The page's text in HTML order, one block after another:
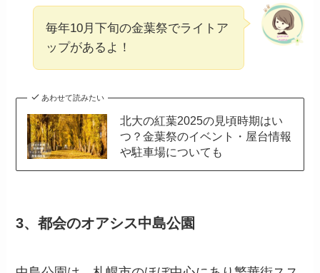
毎年10月下旬の金葉祭でライトア
ップがあるよ！
あわせて読みたい
北大の紅葉2025の見頃時期はい
つ？金葉祭のイベント・屋台情報
や駐車場についても
3、都会のオアシス中島公園